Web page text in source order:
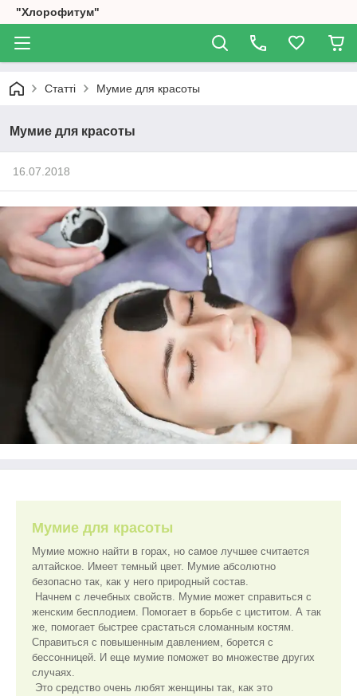
"Хлорофитум"
Статті Мумие для красоты
Мумие для красоты
16.07.2018
Мумие для красоты
Мумие можно найти в горах, но самое лучшее считается
алтайское. Имеет темный цвет. Мумие абсолютно
безопасно так, как у него природный состав.
Начнем с лечебных свойств. Мумие может справиться с
женским бесплодием. Помогает в борьбе с циститом. А так
же, помогает быстрее срастаться сломанным костям.
Справиться с повышенным давлением, борется с
бессонницей. И еще мумие поможет во множестве других
случаях.
Это средство очень любят женщины так, как это